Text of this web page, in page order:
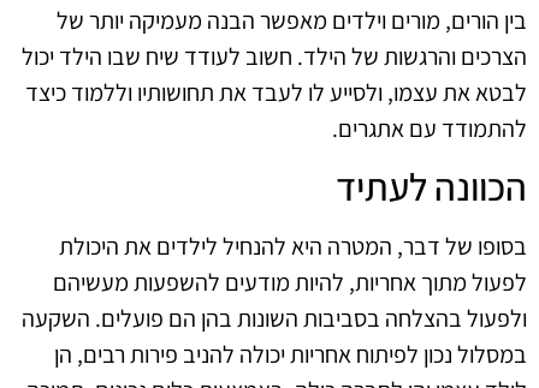
בין הורים, מורים וילדים מאפשר הבנה מעמיקה יותר של
הצרכים והרגשות של הילד. חשוב לעודד שיח שבו הילד יכול
לבטא את עצמו, ולסייע לו לעבד את תחושותיו וללמוד כיצד
להתמודד עם אתגרים.
הכוונה לעתיד
בסופו של דבר, המטרה היא להנחיל לילדים את היכולת
לפעול מתוך אחריות, להיות מודעים להשפעות מעשיהם
ולפעול בהצלחה בסביבות השונות בהן הם פועלים. השקעה
במסלול נכון לפיתוח אחריות יכולה להניב פירות רבים, הן